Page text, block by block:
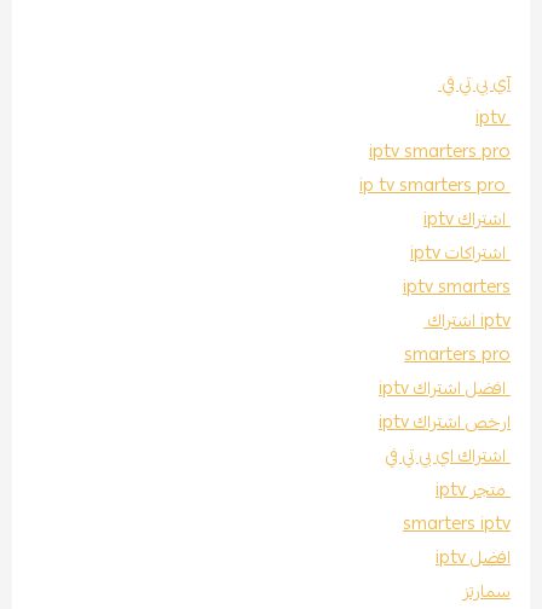
آي بي تي في
iptv
iptv smarters pro
ip tv smarters pro
اشتراك iptv
اشتراكات iptv
iptv smarters
iptv اشتراك
smarters pro
افضل اشتراك iptv
ارخص اشتراك iptv
اشتراك اي بي تي في
متجر iptv
smarters iptv
افضل iptv
سمارتز